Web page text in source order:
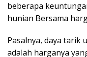
beberapa
hunian Bersama
Pasalnya, daya tarik
adalah harganya